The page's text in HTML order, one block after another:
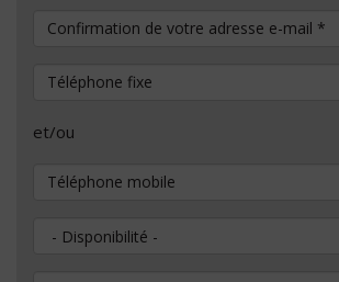
Confirmation de votre adresse e-mail
Téléphone fixe
et/ou
Téléphone mobile
Disponibilité